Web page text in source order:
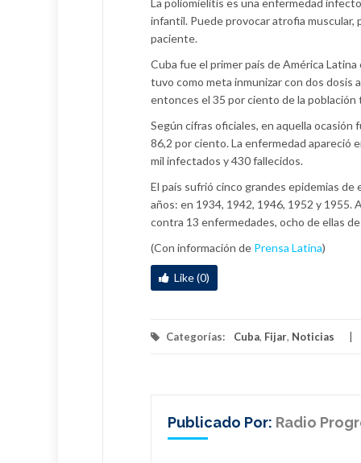
infantil. Puede provocar atrofia muscular,
paciente.
Cuba fue el primer país de América
tuvo como meta inmunizar con dos dosis
entonces el 35 por ciento de la población
Según cifras oficiales, en aquella
86,2 por ciento. La enfermedad apareció
mil infectados y 430 fallecidos.
El país sufrió cinco grandes epidemias
años: en 1934, 1942, 1946, 1952 y 1955.
contra 13 enfermedades, ocho de ellas
(Con información de Prensa Latina)
Like (0)
Categorías: Cuba, Fijar, Noticias
Publicado Por: Radio